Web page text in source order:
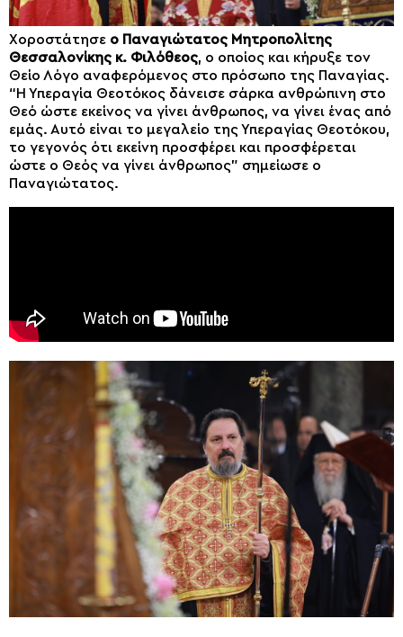
Χοροστάτησε ο Παναγιώτατος Μητροπολίτης
Θεσσαλονίκης κ. Φιλόθεος, ο οποίος και κήρυξε τον
Θείο Λόγο αναφερόμενος στο πρόσωπο της Παναγίας.
“Η Υπεραγία Θεοτόκος δάνεισε σάρκα ανθρώπινη στο
Θεό ώστε εκείνος να γίνει άνθρωπος, να γίνει ένας από
εμάς. Αυτό είναι το μεγαλείο της Υπεραγίας Θεοτόκου,
το γεγονός ότι εκείνη προσφέρει και προσφέρεται
ώστε ο Θεός να γίνει άνθρωπος” σημείωσε ο
Παναγιώτατος.